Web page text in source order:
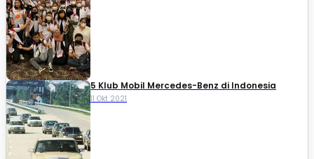
5 Klub Mobil Mercedes-Benz di Indonesia
11 Okt 2021